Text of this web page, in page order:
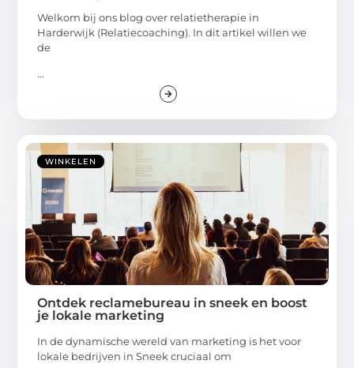
Welkom bij ons blog over relatietherapie in
Harderwijk (Relatiecoaching). In dit artikel willen we
de
...
WINKELEN
Ontdek reclamebureau in sneek en boost
je lokale marketing
In de dynamische wereld van marketing is het voor
lokale bedrijven in Sneek cruciaal om